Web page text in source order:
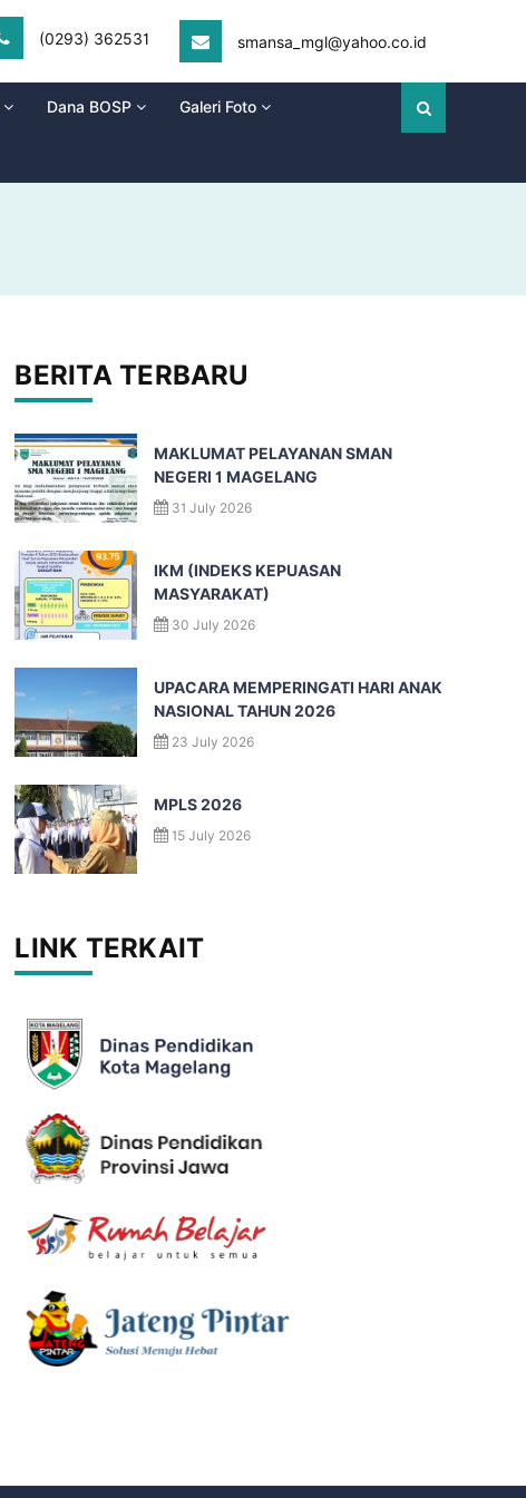
(0293) 362531 smansa_mgl@yahoo.co.id
Dana BOSP Galeri Foto
BERITA TERBARU
MAKLUMAT PELAYANAN SMAN
NEGERI 1 MAGELANG
31 July 2026
IKM (INDEKS KEPUASAN
MASYARAKAT)
30 July 2026
UPACARA MEMPERINGATI HARI ANAK
NASIONAL TAHUN 2026
23 July 2026
MPLS 2026
15 July 2026
LINK TERKAIT